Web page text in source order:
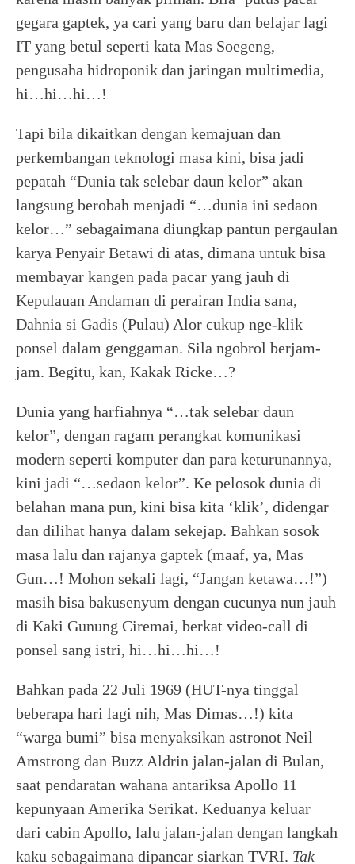
gegara gaptek, ya cari yang baru dan belajar lagi
IT yang betul seperti kata Mas Soegeng,
pengusaha hidroponik dan jaringan multimedia,
hi…hi…hi…!
Tapi bila dikaitkan dengan kemajuan dan
perkembangan teknologi masa kini, bisa jadi
pepatah “Dunia tak selebar daun kelor” akan
langsung berobah menjadi “…dunia ini sedaon
kelor…” sebagaimana diungkap pantun pergaulan
karya Penyair Betawi di atas, dimana untuk bisa
membayar kangen pada pacar yang jauh di
Kepulauan Andaman di perairan India sana,
Dahnia si Gadis (Pulau) Alor cukup nge-klik
ponsel dalam genggaman. Sila ngobrol berjam-
jam. Begitu, kan, Kakak Ricke…?
Dunia yang harfiahnya “…tak selebar daun
kelor”, dengan ragam perangkat komunikasi
modern seperti komputer dan para keturunannya,
kini jadi “…sedaon kelor”. Ke pelosok dunia di
belahan mana pun, kini bisa kita ‘klik’, didengar
dan dilihat hanya dalam sekejap. Bahkan sosok
masa lalu dan rajanya gaptek (maaf, ya, Mas
Gun…! Mohon sekali lagi, “Jangan ketawa…!”)
masih bisa bakusenyum dengan cucunya nun jauh
di Kaki Gunung Ciremai, berkat video-call di
ponsel sang istri, hi…hi…hi…!
Bahkan pada 22 Juli 1969 (HUT-nya tinggal
beberapa hari lagi nih, Mas Dimas…!) kita
“warga bumi” bisa menyaksikan astronot Neil
Amstrong dan Buzz Aldrin jalan-jalan di Bulan,
saat pendaratan wahana antariksa Apollo 11
kepunyaan Amerika Serikat. Keduanya keluar
dari cabin Apollo, lalu jalan-jalan dengan langkah
kaku sebagaimana dipancar siarkan TVRI. Tak